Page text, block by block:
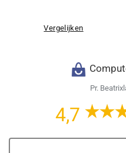
Vergelijken
Pr.
4,7